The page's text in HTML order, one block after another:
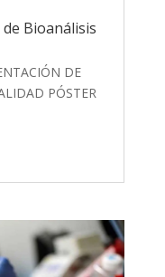
Bioanálisis
DE
PÓSTER